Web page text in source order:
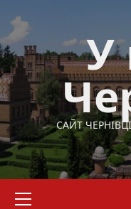
до
вмісту
У
САЙТ
меню